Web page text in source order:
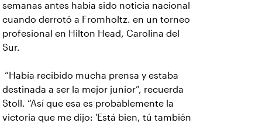
semanas antes había sido noticia nacional
cuando derrotó a Fromholtz. en un torneo
profesional en Hilton Head, Carolina del
Sur.
“Había recibido mucha prensa y estaba
destinada a ser la mejor junior”, recuerda
Stoll. “Así que esa es probablemente la
victoria que me dijo: 'Está bien, tú también